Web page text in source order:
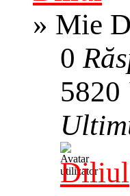
» Mie
0
5820
Diliul